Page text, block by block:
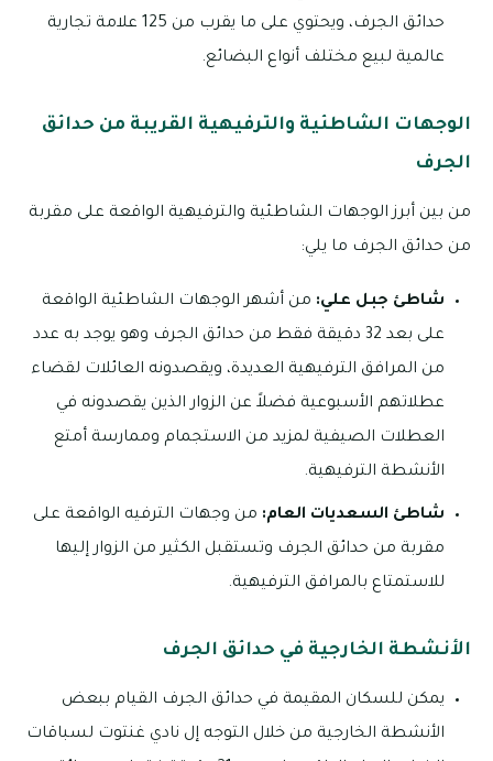
حدائق الجرف، ويحتوي على ما يقرب من 125 علامة تجارية
عالمية لبيع مختلف أنواع البضائع.
الوجهات الشاطئية والترفيهية القريبة من حدائق
الجرف
من بين أبرز الوجهات الشاطئية والترفيهية الواقعة على مقربة
من حدائق الجرف ما يلي:
شاطئ جبل علي: من أشهر الوجهات الشاطئية الواقعة
على بعد 32 دقيقة فقط من حدائق الجرف وهو يوجد به عدد
من المرافق الترفيهية العديدة، ويقصدونه العائلات لقضاء
عطلاتهم الأسبوعية فضلاً عن الزوار الذين يقصدونه في
العطلات الصيفية لمزيد من الاستجمام وممارسة أمتع
الأنشطة الترفيهية.
شاطئ السعديات العام: من وجهات الترفيه الواقعة على
مقربة من حدائق الجرف وتستقبل الكثير من الزوار إليها
للاستمتاع بالمرافق الترفيهية.
الأنشطة الخارجية في حدائق الجرف
يمكن للسكان المقيمة في حدائق الجرف القيام ببعض
الأنشطة الخارجية من خلال التوجه إل نادي غنتوت لسباقات